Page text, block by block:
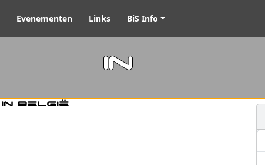
Evenementen Links BiS Info
in
België